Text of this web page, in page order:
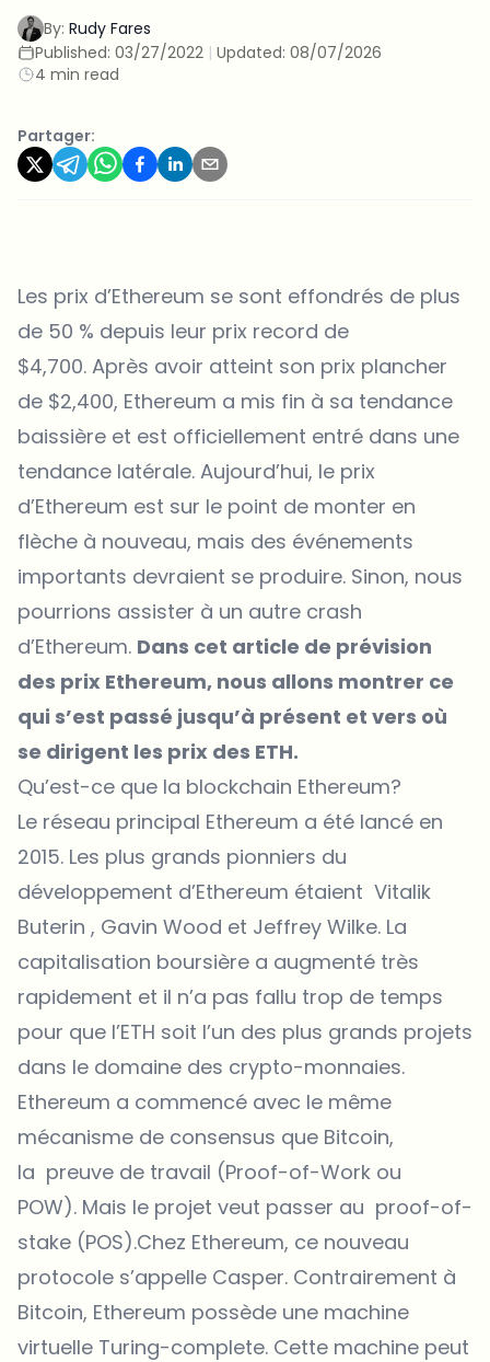
By: Rudy Fares
Published: 03/27/2022 | Updated: 08/07/2026
4 min read
Partager:
Les prix d’Ethereum se sont effondrés de plus
de 50 % depuis leur prix record de
$4,700. Après avoir atteint son prix plancher
de $2,400, Ethereum a mis fin à sa tendance
baissière et est officiellement entré dans une
tendance latérale. Aujourd’hui, le prix
d’Ethereum est sur le point de monter en
flèche à nouveau, mais des événements
importants devraient se produire. Sinon, nous
pourrions assister à un autre crash
d’Ethereum. Dans cet article de prévision
des prix Ethereum, nous allons montrer ce
qui s’est passé jusqu’à présent et vers où
se dirigent les prix des ETH.
Qu’est-ce que la blockchain Ethereum?
Le réseau principal Ethereum a été lancé en
2015. Les plus grands pionniers du
développement d’Ethereum étaient Vitalik
Buterin , Gavin Wood et Jeffrey Wilke. La
capitalisation boursière a augmenté très
rapidement et il n’a pas fallu trop de temps
pour que l’ETH soit l’un des plus grands projets
dans le domaine des crypto-monnaies.
Ethereum a commencé avec le même
mécanisme de consensus que Bitcoin,
la preuve de travail (Proof-of-Work ou
POW). Mais le projet veut passer au proof-of-
stake (POS).Chez Ethereum, ce nouveau
protocole s’appelle Casper. Contrairement à
Bitcoin, Ethereum possède une machine
virtuelle Turing-complete. Cette machine peut